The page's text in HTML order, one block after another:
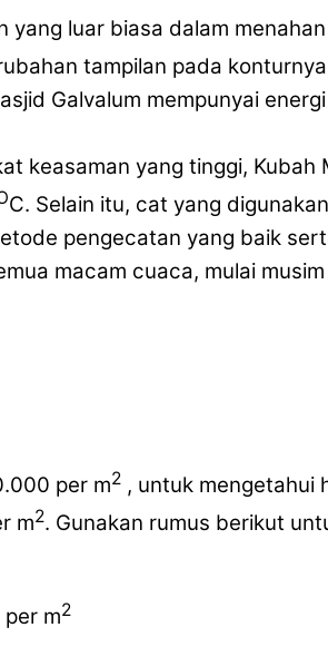
yang luar biasa dalam
tampilan pada
Galvalum mempunyai
keasaman yang tinggi,
C. Selain itu, cat yang
pengecatan yang baik
macam cuaca, mulai
per m2 , untuk mengetahui
m2. Gunakan rumus berikut
m2